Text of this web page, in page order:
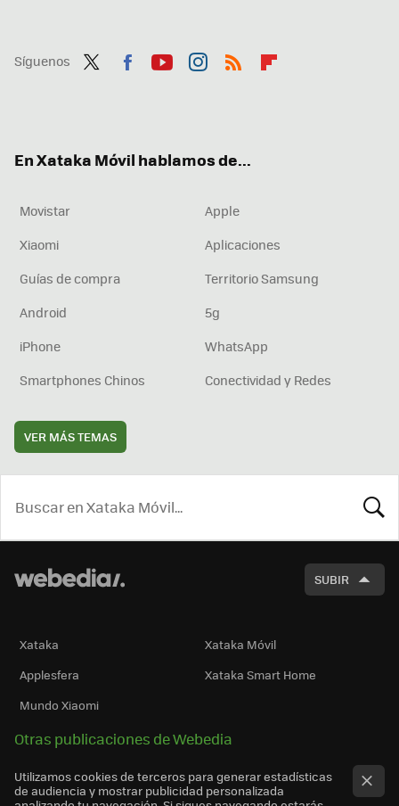
Síguenos
En Xataka Móvil hablamos de...
Movistar
Apple
Xiaomi
Aplicaciones
Guías de compra
Territorio Samsung
Android
5g
iPhone
WhatsApp
Smartphones Chinos
Conectividad y Redes
VER MÁS TEMAS
SUBIR
Xataka
Xataka Móvil
Applesfera
Xataka Smart Home
Mundo Xiaomi
Otras publicaciones de Webedia
Utilizamos cookies de terceros para generar estadísticas
de audiencia y mostrar publicidad personalizada